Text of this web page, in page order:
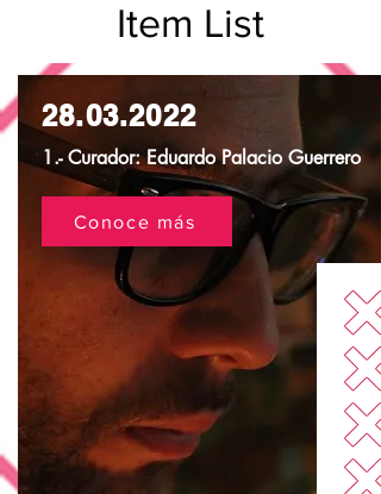
Item List
28.03.2022
1.- Curador: Eduardo Palacio Guerrero
Conoce más